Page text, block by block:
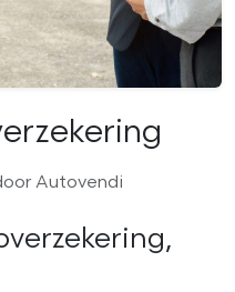
Autovendi